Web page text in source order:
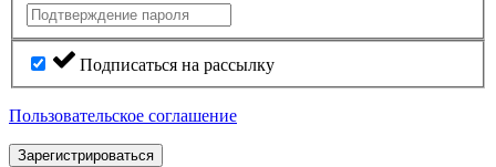
Подписаться на рассылку
Пользовательское соглашение
Зарегистрироваться